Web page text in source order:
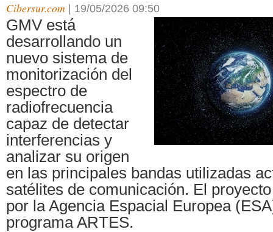
Cibersur.com 19/05/2026 09:50
GMV está
desarrollando un
nuevo sistema de
monitorización del
espectro de
radiofrecuencia
capaz de detectar
interferencias y
analizar su origen
en las principales bandas utilizadas
satélites de comunicación. El
por la Agencia Espacial Europea
programa ARTES.